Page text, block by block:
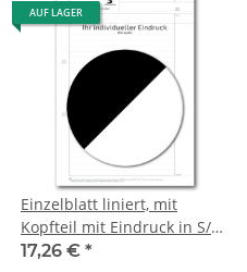
AUF LAGER
Einzelblatt liniert, mit
Kopfteil mit Eindruck in S/W,
1 Pack zu 100 Blatt
17,26 € *